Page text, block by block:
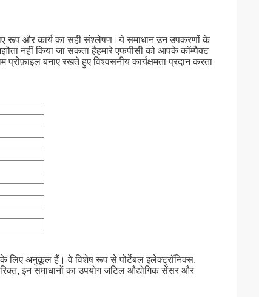
रूप और कार्य का सही संश्लेषण।ये समाधान उन उपकरणों के
नहीं किया जा सकता हैहमारे एफपीसी को आपके कॉम्पैक्ट
बनाए रखते हुए विश्वसनीय कार्यक्षमता प्रदान करता
लिए अनुकूल हैं। वे विशेष रूप से पोर्टेबल इलेक्ट्रॉनिक्स,
इन समाधानों का उपयोग जटिल औद्योगिक सेंसर और